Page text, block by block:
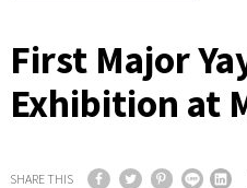
First Major
Exhibition at
SHARE THIS